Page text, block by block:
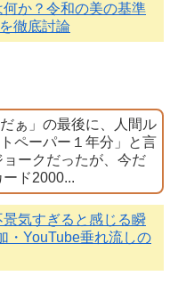
何か？令和の美の基準
徹底討論
ぁ」の最後に、人間ル
ペーパー１年分」と言
ークだったが、今だ
ド2000...
景気すぎると感じる瞬
・YouTube垂れ流しの